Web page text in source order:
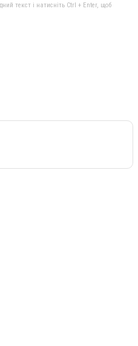
текст і натисніть Ctrl + Enter, щоб